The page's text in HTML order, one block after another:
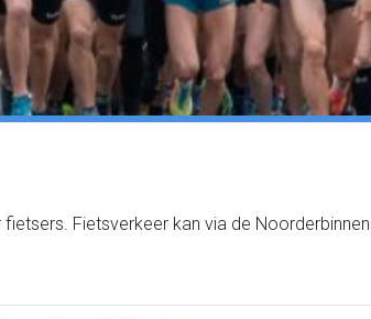
Fietsverkeer kan via de